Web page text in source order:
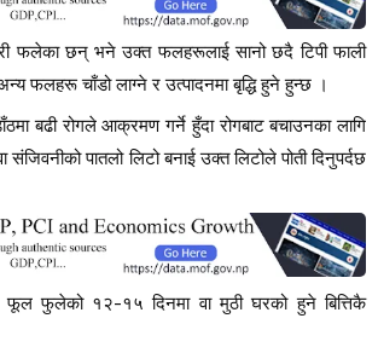
फलेका छन् भने उक्त फलहरूलाई सानो छदै टिपी फाली
फलहरू चाँडो लाग्ने र उत्पादनमा बृद्धि हुने हुन्छ ।
बढी रोगले आक्रमण गर्ने हुँदा रोगबाट बचाउनका लागि
संजिवनीको पातलो लिटो बनाई उक्त लिटोले पोती दिनुपर्दछ
फूल फुलेको १२-१५ दिनमा वा मुठी घरको हुने बित्तिकै